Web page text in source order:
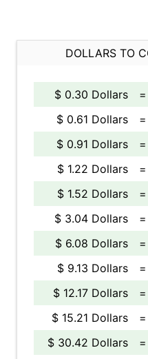
DOLLARS TO
$ 0.30 Dollars =
$ 0.61 Dollars
=
$ 0.91 Dollars
=
$ 1.22 Dollars
=
$ 1.52 Dollars
=
$ 3.04 Dollars
=
$ 6.08 Dollars
=
$ 9.13 Dollars
=
$ 12.17 Dollars
=
$ 15.21 Dollars
=
$ 30.42 Dollars
=